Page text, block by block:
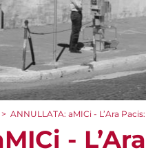
> ANNULLATA: aMICi - L’Ara
-